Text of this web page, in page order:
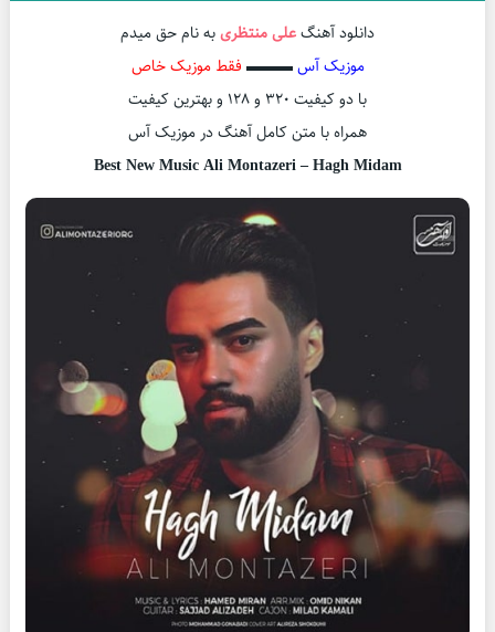
دانلود آهنگعلی منتظریبه نام حق میدم
موزیک آس▬▬▬ فقط موزیک خاص
با دو کیفیت ۳۲۰ و ۱۲۸ و بهترین کیفیت
همراه با متن کامل آهنگ در موزیک آس
Best New Music Ali Montazeri – Hagh Midam